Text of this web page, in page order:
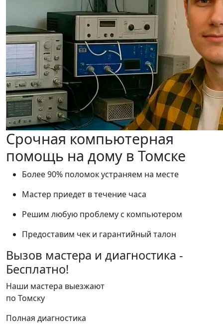
Срочная компьютерная
помощь на дому в Томске
Более 90% поломок устраняем на месте
Мастер приедет в течение часа
Решим любую проблему с компьютером
Предоставим чек и гарантийный талон
Вызов мастера и диагностика -
Бесплатно!
Наши мастера выезжают
по Томску
Полная диагностика